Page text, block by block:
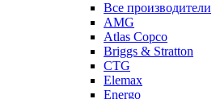
Все производители
AMG
Atlas Copco
Briggs & Stratton
CTG
Elemax
Energo